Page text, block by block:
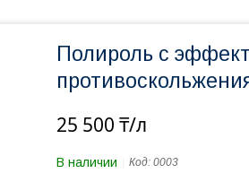
Полироль с
25 500 ₸/л
В наличии Код: 0003